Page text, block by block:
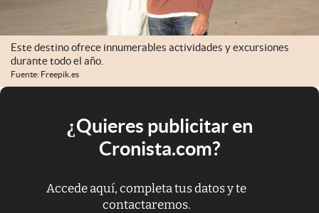
Este destino ofrece innumerables actividades y excursiones
durante todo el año.
Fuente: Freepik.es
¿Quieres publicitar en
Cronista.com?
Accede aquí, completa tus datos y te
contactaremos.